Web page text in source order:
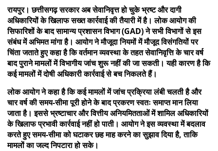
रायपुर। छत्तीसगढ़ सरकार अब सेवानिवृत्त हो चुके भ्रष्ट और दागी
अधिकारियों के खिलाफ सख्त कार्रवाई की तैयारी में है। लोक आयोग की
सिफारिशों के बाद सामान्य प्रशासन विभाग (GAD) ने सभी विभागों से इस
संबंध में अभिमत मांगा है। आयोग ने मौजूदा नियमों में मौजूद विसंगतियों पर
चिंता जताते हुए कहा है कि वर्तमान व्यवस्था के तहत सेवानिवृत्ति के चार वर्ष
बाद पुराने मामलों में विभागीय जांच शुरू नहीं की जा सकती। यही कारण है कि
कई मामलों में दोषी अधिकारी कार्रवाई से बच निकलते हैं।
लोक आयोग ने कहा है कि कई मामलों में जांच प्रक्रिया लंबी चलती है और
चार वर्ष की समय-सीमा पूरी होने के बाद प्रकरण स्वतः समाप्त मान लिया
जाता है। इससे भ्रष्टाचार और वित्तीय अनियमितताओं में शामिल अधिकारियों
के खिलाफ प्रभावी कार्रवाई नहीं हो पाती। आयोग ने इस व्यवस्था में बदलाव
करते हुए समय-सीमा को घटाकर छह माह करने का सुझाव दिया है, ताकि
मामलों का जल्द निपटारा हो सके।